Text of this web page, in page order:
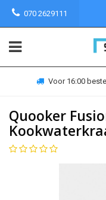
070 2629111
Voor 16:00
Quooker